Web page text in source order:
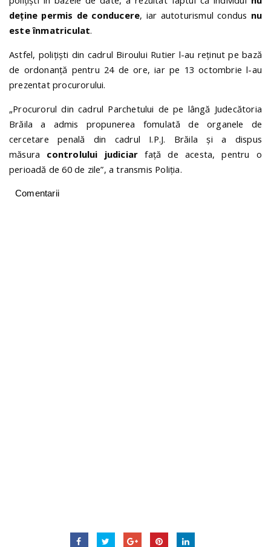
deține permis de conducere, iar autoturismul condus nu
este înmatriculat.
Astfel, polițiști din cadrul Biroului Rutier l-au reținut pe bază
de ordonanță pentru 24 de ore, iar pe 13 octombrie l-au
prezentat procurorului.
„Procurorul din cadrul Parchetului de pe lângă Judecătoria
Brăila a admis propunerea fomulată de organele de
cercetare penală din cadrul I.P.J. Brăila și a dispus
măsura controlului judiciar față de acesta, pentru o
perioadă de 60 de zile”, a transmis Poliția.
Comentarii